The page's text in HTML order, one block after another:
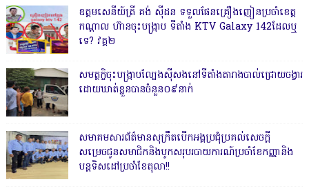
ឧត្តមសេនីយ៍ត្រី គង់ ស៊ីដន ទទួលផែនគ្រឿងញៀនប្រចាំខេត្ត
កណ្តាល ហ៊ានចុះបង្ក្រាប ទីតាំង KTV Galaxy 142ដែលឬ
ទេ? វគ្គ២
សមត្ថកិ្ចចុះបង្ក្រាបល្បែងស៊ីសងនៅទីតាំងតារាងបាល់ជ្រោយចង្វារ
ដោយឃាត់ខ្លួនបានចំនួន០៩នាក់
សមាគមសារព័ត៌មានសុក្រឹតបើកអង្គប្រជុំប្រគល់សេចក្តី
សម្រេចជូនសមាជិកនិងបូកសរុបរបាយការណ៍ប្រចាំខែកញ្ញានិង
បន្តទិសដៅប្រចាំខែតុលា!!